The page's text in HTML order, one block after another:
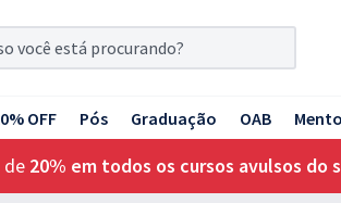
OFF Pós Graduação OAB
de 20% em todos os cursos avulsos do